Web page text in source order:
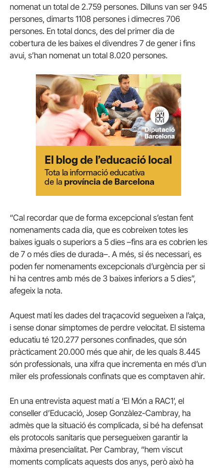
nomenat un total de 2.759 persones. Dilluns van ser 945
persones, dimarts 1108 persones i dimecres 706
persones. En total doncs, des del primer dia de
cobertura de les baixes el divendres 7 de gener i fins
avui, s’han nomenat un total 8.020 persones.
“Cal recordar que de forma excepcional s’estan fent
nomenaments cada dia, que es cobreixen totes les
baixes iguals o superiors a 5 dies –fins ara es cobrien les
de 7 o més dies de durada–. A més, si és necessari, es
poden fer nomenaments excepcionals d’urgència per si
hi ha centres amb més de 3 baixes inferiors a 5 dies”,
afegeix la nota.
Aquest matí les dades del traçacovid segueixen a l’alça,
i sense donar símptomes de perdre velocitat. El sistema
educatiu té 120.277 persones confinades, que són
pràcticament 20.000 més que ahir, de les quals 8.445
són professionals, una xifra que incrementa en més d’un
miler els professionals confinats que es comptaven ahir.
En una entrevista aquest matí a ‘El Món a RAC1’, el
conseller d’Educació, Josep Gonzàlez-Cambray, ha
admès que la situació és complicada, si bé ha defensat
els protocols sanitaris que persegueixen garantir la
màxima presencialitat. Per Cambray, “hem viscut
moments complicats aquests dos anys, però això ha